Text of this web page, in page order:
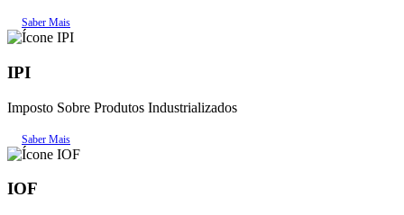
Saber Mais
IPI
Imposto Sobre Produtos Industrializados
Saber Mais
IOF